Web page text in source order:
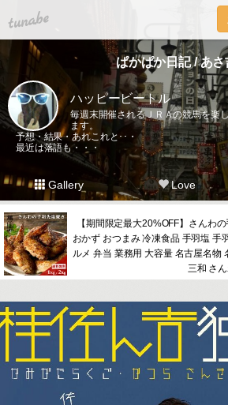
tuna.be
ぱかぱか日記 / あさ
ハッピービートル
毎週末開催されるＪＲＡの競馬を楽
ます。
予想・結果・あれこれと･･・
最近は落語も・・・
Gallery Love
【期間限定最大20%OFF】さんわ
おかず おつまみ 冷凍食品 手羽塩 手
ルメ 弁当 業務用 大容量 名古屋名物
三和 さ